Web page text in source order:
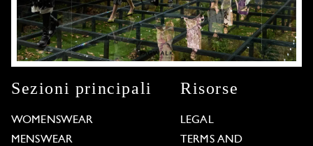
Sezioni principali
WOMENSWEAR
MENSWEAR
Risorse
LEGAL
TERMS AND